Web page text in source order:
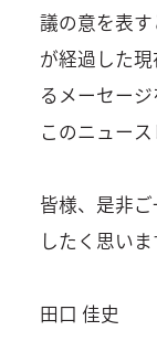
議の意を表
が経過した
るメーセー
このニュー
皆様、是非
したく思いま
田口 佳史